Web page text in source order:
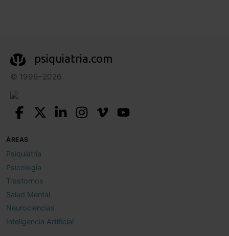
psiquiatria.com
© 1996–2026
ÁREAS
Psiquiatría
Psicología
Trastornos
Salud Mental
Neurociencias
Inteligencia Artificial